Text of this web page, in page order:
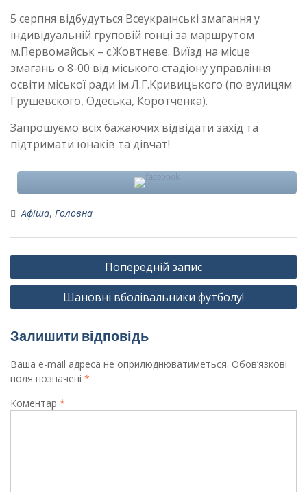
5 серпня відбудуться Всеукраїнські змагання у
індивідуальній груповій гонці за маршрутом
м.Первомайськ – с.Жовтневе. Виїзд на місце
змагань о 8-00 від міського стадіону управління
освіти міської ради ім.Л.Г.Кривицького (по вулицям
Грушевского, Одеська, Коротченка).
Запрошуємо всіх бажаючих відвідати захід та
підтримати юнаків та дівчат!
Афіша, Головна
Навігація
записів
Попередній запис
Шановні вболівальники футболу!
Залишити відповідь
Ваша e-mail адреса не оприлюднюватиметься. Обов’язкові
поля позначені *
Коментар *